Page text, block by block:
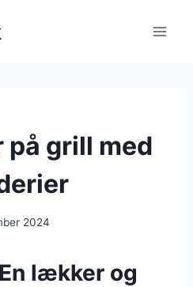
på grill med
2024
lækker og